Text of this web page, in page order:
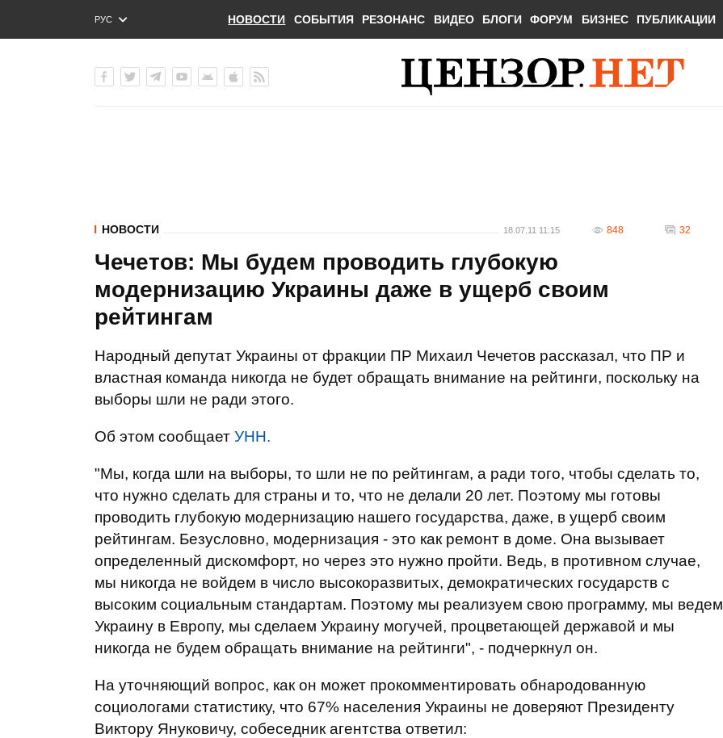
РУС
ENG
НОВОСТИ СОБЫТИЯ РЕЗОНАНС ВИДЕО БЛОГИ ФОРУМ БИЗНЕС ПУБЛИКАЦИИ
НОВОСТИ 18.07.11 11:15 848 32
Чечетов: Мы будем проводить глубокую
модернизацию Украины даже в ущерб своим
рейтингам
Народный депутат Украины от фракции ПР Михаил Чечетов рассказал, что ПР и
властная команда никогда не будет обращать внимание на рейтинги, поскольку на
выборы шли не ради этого.
Об этом сообщает УНН.
"Мы, когда шли на выборы, то шли не по рейтингам, а ради того, чтобы сделать то,
что нужно сделать для страны и то, что не делали 20 лет. Поэтому мы готовы
проводить глубокую модернизацию нашего государства, даже, в ущерб своим
рейтингам. Безусловно, модернизация - это как ремонт в доме. Она вызывает
определенный дискомфорт, но через это нужно пройти. Ведь, в противном случае,
мы никогда не войдем в число высокоразвитых, демократических государств с
высоким социальным стандартам. Поэтому мы реализуем свою программу, мы ведем
Украину в Европу, мы сделаем Украину могучей, процветающей державой и мы
никогда не будем обращать внимание на рейтинги", - подчеркнул он.
На уточняющий вопрос, как он может прокомментировать обнародованную
социологами статистику, что 67% населения Украины не доверяют Президенту
Виктору Януковичу, собеседник агентства ответил: